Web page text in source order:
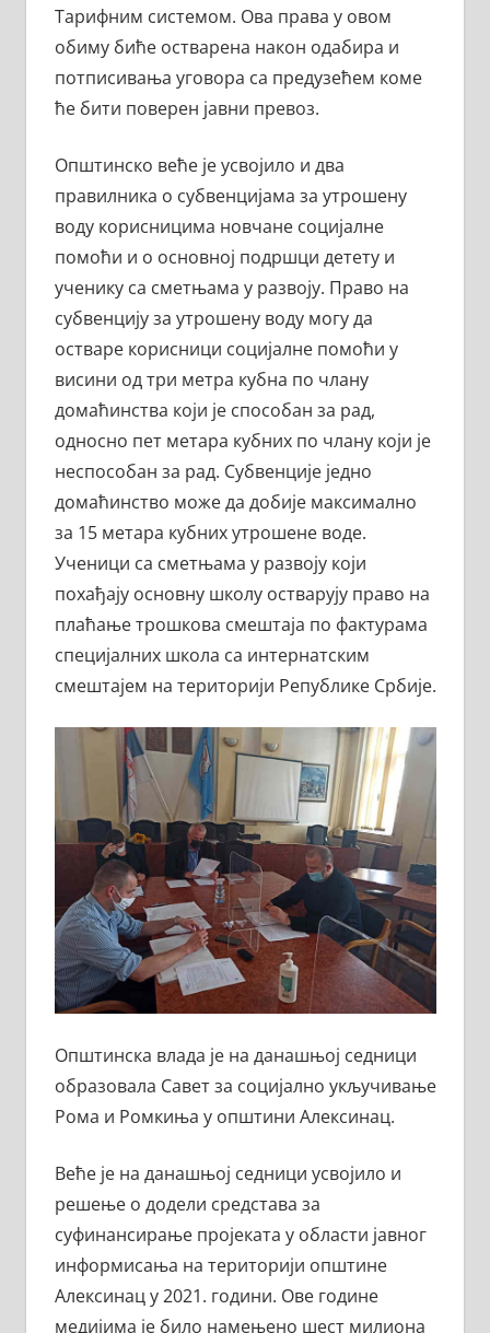
Тарифним системом. Ова права у овом
обиму биће остварена након одабира и
потписивања уговора са предузећем коме
ће бити поверен јавни превоз.
Општинско веће је усвојило и два
правилника о субвенцијама за утрошену
воду корисницима новчане социјалне
помоћи и о основној подршци детету и
ученику са сметњама у развоју. Право на
субвенцију за утрошену воду могу да
остваре корисници социјалне помоћи у
висини од три метра кубна по члану
домаћинства који је способан за рад,
односно пет метара кубних по члану који је
неспособан за рад. Субвенције једно
домаћинство може да добије максимално
за 15 метара кубних утрошене воде.
Ученици са сметњама у развоју који
похађају основну школу остварују право на
плаћање трошкова смештаја по фактурама
специјалних школа са интернатским
смештајем на територији Републике Србије.
Општинска влада је на данашњој седници
образовала Савет за социјално укључивање
Рома и Ромкиња у општини Алексинац.
Веће је на данашњој седници усвојило и
решење о додели средстава за
суфинансирање пројеката у области јавног
информисања на територији општине
Алексинац у 2021. години. Ове године
медијима је било намењено шест милиона